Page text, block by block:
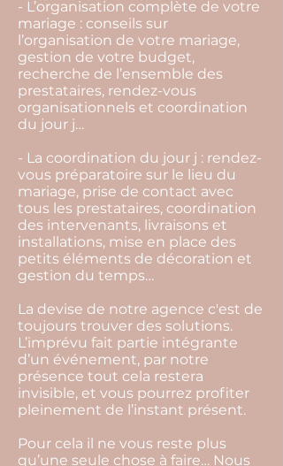
- L’organisation complète de votre
mariage : conseils sur
l’organisation de votre mariage,
gestion de votre budget,
recherche de l’ensemble des
prestataires, rendez-vous
organisationnels et coordination
du jour j…
- La coordination du jour j : rendez-
vous préparatoire sur le lieu du
mariage, prise de contact avec
tous les prestataires, coordination
des intervenants, livraisons et
installations, mise en place des
petits éléments de décoration et
gestion du temps…
La devise de notre agence c'est de
toujours trouver des solutions.
L’imprévu fait partie intégrante
d’un événement, par notre
présence tout cela restera
invisible, et vous pourrez profiter
pleinement de l’instant présent.
Pour cela il ne vous reste plus
qu’une seule chose à faire… Nous